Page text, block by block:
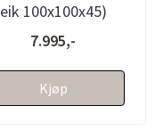
eik 100x100x45)
7.995,-
Kjøp